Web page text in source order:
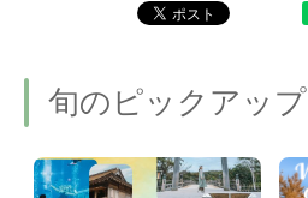
旬のピックアップ